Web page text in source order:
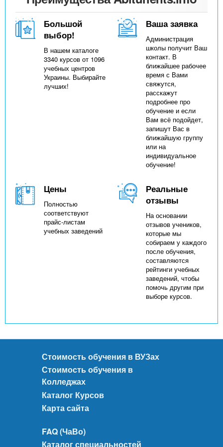
Большой
выбор!
В нашем каталоге
3340 курсов от 1096
учебных центров
Украины. Выбирайте
лучших!
Ваша заявка
Администрация
школы получит Ваш
контакт. В
ближайшее рабочее
время с Вами
свяжутся,
расскажут
подробнее про
обучение и если
Вам всё подойдет,
запишут Вас в
ближайшую группу
или на
индивидуальное
обучение!
Цены
Полностью
соответствуют
прайс-листам
учебных заведений
Реальные
отзывы
На основании
отзывов учеников,
которые мы
собираем у каждого
после обучения,
составляются
рейтинги учебных
заведений, чтобы
помочь другим при
выборе курсов.
Стоимость обучения в ВУЗах
Стоимость обучения в
Колледжах
Каталог Курсов
Карта сайта
FAQ (ЧаВо)
Каталог специальностей